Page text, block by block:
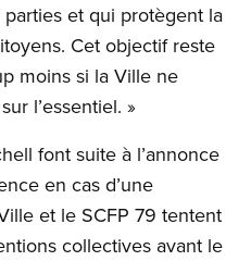
et qui protègent la
Cet objectif reste
moins si la Ville ne
l’essentiel. »
font suite à l’annonce
en cas d’une
et le SCFP 79 tentent
collectives avant le